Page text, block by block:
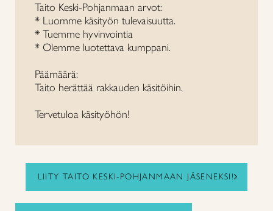
Taito Keski-Pohjanmaan arvot:
* Luomme käsityön tulevaisuutta.
* Tuemme hyvinvointia
* Olemme luotettava kumppani.
Päämäärä:
Taito herättää rakkauden käsitöihin.
Tervetuloa käsityöhön!
LIITY TAITO KESKI-POHJANMAAN JÄSENEKSI!